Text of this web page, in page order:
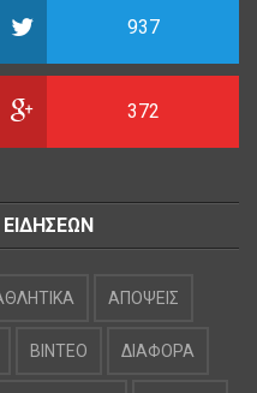
937
372
ΑΠΟΨΕΙΣ
ΒΙΝΤΕΟ ΔΙΑΦΟΡΑ